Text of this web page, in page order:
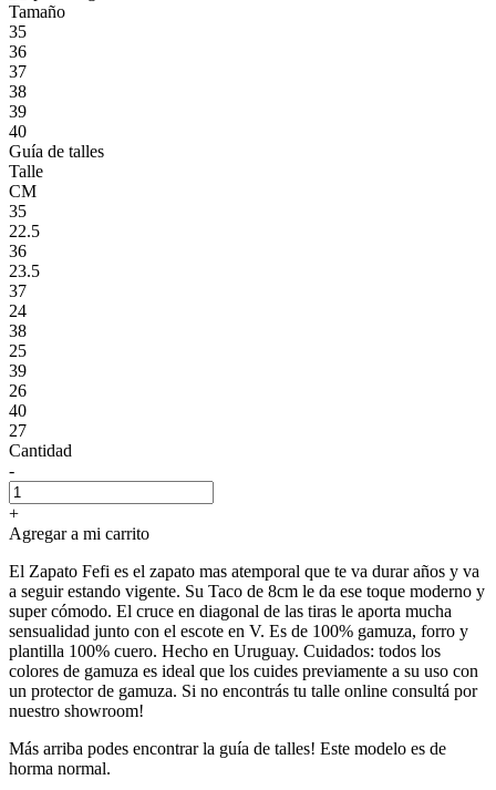
Tamaño
35
36
37
38
39
40
Guía de talles
Talle
CM
35
22.5
36
23.5
37
24
38
25
39
26
40
27
Cantidad
-
+
Agregar a mi carrito
El Zapato Fefi es el zapato mas atemporal que te va durar años y va
a seguir estando vigente. Su Taco de 8cm le da ese toque moderno y
super cómodo. El cruce en diagonal de las tiras le aporta mucha
sensualidad junto con el escote en V. Es de 100% gamuza, forro y
plantilla 100% cuero. Hecho en Uruguay. Cuidados: todos los
colores de gamuza es ideal que los cuides previamente a su uso con
un protector de gamuza. Si no encontrás tu talle online consultá por
nuestro showroom!
Más arriba podes encontrar la guía de talles! Este modelo es de
horma normal.